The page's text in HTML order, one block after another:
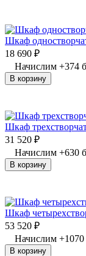
Шкаф
18 690 ₽
Начислим +374
В корзину
Шкаф
31 520 ₽
Начислим +630
В корзину
Шкаф
53 520 ₽
Начислим +1070
В корзину